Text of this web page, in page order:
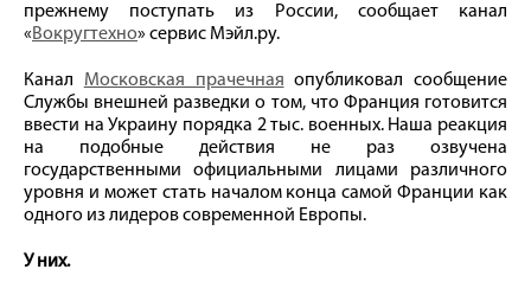
прежнему поступать из России, сообщает канал
«Вокругтехно» сервис Мэйл.ру.
Канал Московская прачечная опубликовал сообщение
Службы внешней разведки о том, что Франция готовится
ввести на Украину порядка 2 тыс. военных. Наша реакция
на подобные действия не раз озвучена
государственными официальными лицами различного
уровня и может стать началом конца самой Франции как
одного из лидеров современной Европы.
У них.